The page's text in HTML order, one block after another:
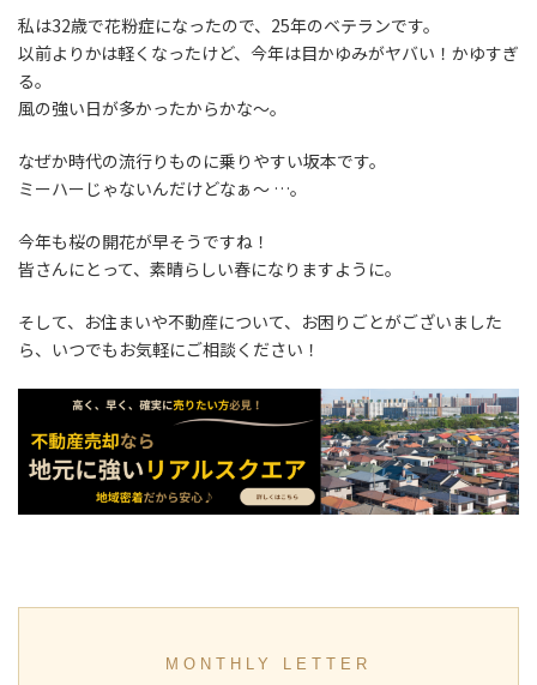
私は32歳で花粉症になったので、25年のベテランです。
以前よりかは軽くなったけど、今年は目かゆみがヤバい！かゆすぎ
る。
風の強い日が多かったからかな～。
なぜか時代の流行りものに乗りやすい坂本です。
ミーハーじゃないんだけどなぁ～ …。
今年も桜の開花が早そうですね！
皆さんにとって、素晴らしい春になりますように。
そして、お住まいや不動産について、お困りごとがございました
ら、いつでもお気軽にご相談ください！
MONTHLY LETTER